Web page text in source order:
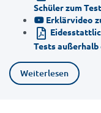
Schüler zum
Erklärvideo
Tests außerhalb
Weiterlesen